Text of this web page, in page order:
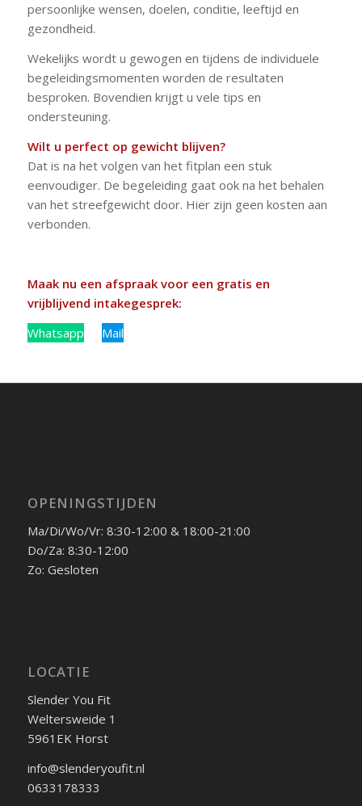
persoonlijke wensen, doelen, conditie, leeftijd en
gezondheid.
Wekelijks wordt u gewogen en tijdens de individuele
begeleidingsmomenten worden de resultaten
besproken. Bovendien krijgt u vele tips en
ondersteuning.
Wilt u perfect op gewicht blijven?
Dat is na het volgen van het fitplan een stuk
eenvoudiger. De begeleiding gaat ook na het behalen
van het streefgewicht door. Hier zijn geen kosten aan
verbonden.
Maak nu een afspraak voor een gratis en
vrijblijvend intakegesprek:
Whatsapp
Mail
OPENINGSTIJDEN
Ma/Di/Wo/Vr: 8:30-12:00 & 18:00-21:00
Do/Za: 8:30-12:00
Zo: Gesloten
LOCATIE
Slender You Fit
Weltersweide 1
5961EK Horst
info@slenderyoufit.nl
0633178333